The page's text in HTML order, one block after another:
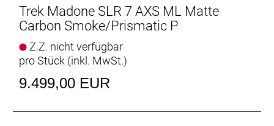
und Komfort Kompromisse einzugehen.
- Die revolutionären Full System Foil Rohrprofile
sorgen für einen extrem schnellen Look und
verleihen dem gesamten Bike eine bislang
unerreichte aerodynamische Effizienz.
- Der unglaublich leichte Rahmen aus unserem
hochwertigsten 900 Series OCLV Carbon ist dort
Trek Madone SLR 7 AXS ML Matte
Carbon Smoke/Prismatic P
Z.Z. nicht verfügbar
pro Stück (inkl. MwSt.)
9.499,00 EUR